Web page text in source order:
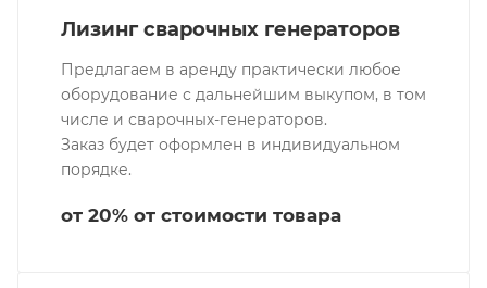
Лизинг сварочных генераторов
Предлагаем в аренду практически любое
оборудование с дальнейшим выкупом, в том
числе и сварочных-генераторов.
Заказ будет оформлен в индивидуальном
порядке.
от 20% от стоимости товара